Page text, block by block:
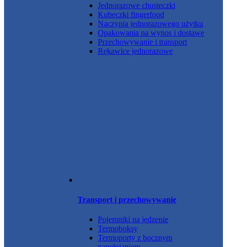
Jednorazowe chusteczki
Kubeczki fingerfood
Naczynia jednorazowego użytku
Opakowania na wynos i dostawę
Przechowywanie i transport
Rękawice jednorazowe
Transport i przechowywanie
Pojemniki na jedzenie
Termoboksy
Termoporty z bocznym